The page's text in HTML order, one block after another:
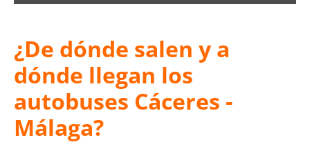
¿De dónde salen y a
dónde llegan los
autobuses Cáceres -
Málaga?